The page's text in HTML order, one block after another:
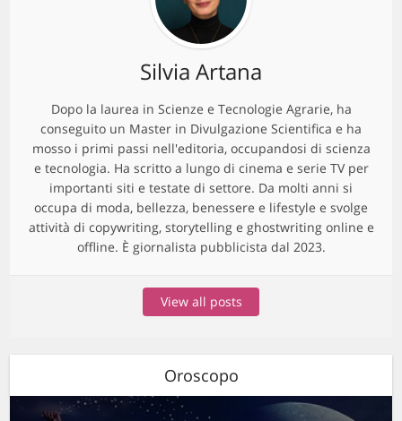
Silvia Artana
Dopo la laurea in Scienze e Tecnologie Agrarie, ha
conseguito un Master in Divulgazione Scientifica e ha
mosso i primi passi nell'editoria, occupandosi di scienza
e tecnologia. Ha scritto a lungo di cinema e serie TV per
importanti siti e testate di settore. Da molti anni si
occupa di moda, bellezza, benessere e lifestyle e svolge
attività di copywriting, storytelling e ghostwriting online e
offline. È giornalista pubblicista dal 2023.
View all posts
Oroscopo